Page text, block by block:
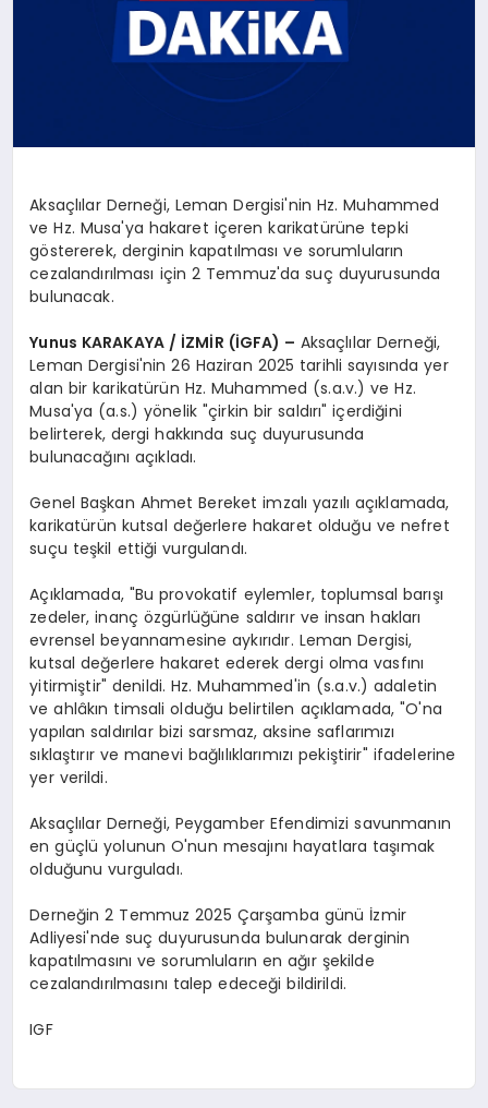
Aksaçlılar Derneği, Leman Dergisi'nin Hz. Muhammed
ve Hz. Musa'ya hakaret içeren karikatürüne tepki
göstererek, derginin kapatılması ve sorumluların
cezalandırılması için 2 Temmuz'da suç duyurusunda
bulunacak.
Yunus KARAKAYA / İZMİR (İGFA) – Aksaçlılar Derneği,
Leman Dergisi'nin 26 Haziran 2025 tarihli sayısında yer
alan bir karikatürün Hz. Muhammed (s.a.v.) ve Hz.
Musa'ya (a.s.) yönelik "çirkin bir saldırı" içerdiğini
belirterek, dergi hakkında suç duyurusunda
bulunacağını açıkladı.
Genel Başkan Ahmet Bereket imzalı yazılı açıklamada,
karikatürün kutsal değerlere hakaret olduğu ve nefret
suçu teşkil ettiği vurgulandı.
Açıklamada, "Bu provokatif eylemler, toplumsal barışı
zedeler, inanç özgürlüğüne saldırır ve insan hakları
evrensel beyannamesine aykırıdır. Leman Dergisi,
kutsal değerlere hakaret ederek dergi olma vasfını
yitirmiştir" denildi. Hz. Muhammed'in (s.a.v.) adaletin
ve ahlâkın timsali olduğu belirtilen açıklamada, "O'na
yapılan saldırılar bizi sarsmaz, aksine saflarımızı
sıklaştırır ve manevi bağlılıklarımızı pekiştirir" ifadelerine
yer verildi.
Aksaçlılar Derneği, Peygamber Efendimizi savunmanın
en güçlü yolunun O'nun mesajını hayatlara taşımak
olduğunu vurguladı.
Derneğin 2 Temmuz 2025 Çarşamba günü İzmir
Adliyesi'nde suç duyurusunda bulunarak derginin
kapatılmasını ve sorumluların en ağır şekilde
cezalandırılmasını talep edeceği bildirildi.
IGF